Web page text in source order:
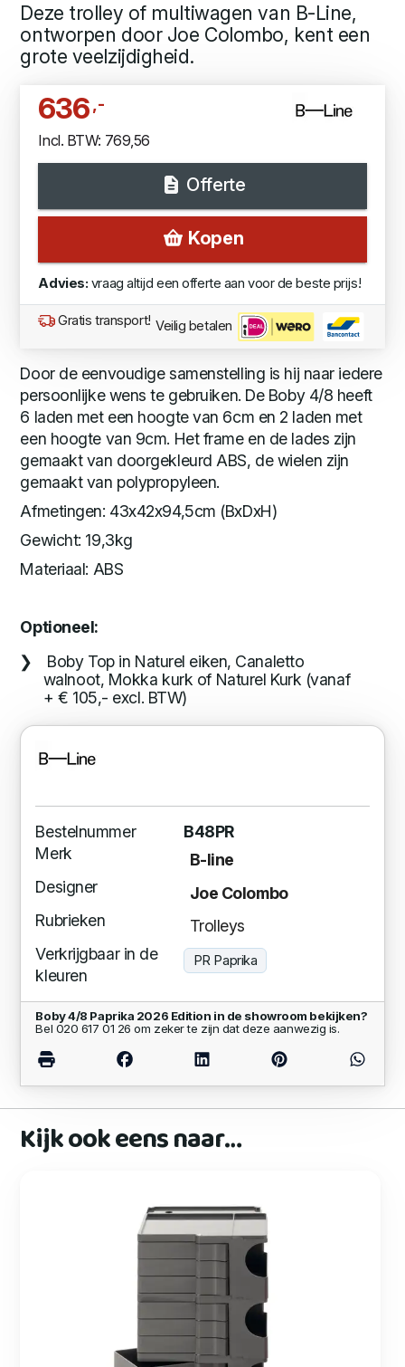
Deze trolley of multiwagen van B-Line,
ontworpen door Joe Colombo, kent een
grote veelzijdigheid.
636,-
Incl. BTW: 769,56
Offerte
Kopen
Advies: vraag altijd een offerte aan voor de beste prijs!
Gratis transport! Veilig betalen
Door de eenvoudige samenstelling is hij naar iedere
persoonlijke wens te gebruiken. De Boby 4/8 heeft
6 laden met een hoogte van 6cm en 2 laden met
een hoogte van 9cm. Het frame en de lades zijn
gemaakt van doorgekleurd ABS, de wielen zijn
gemaakt van polypropyleen.
Afmetingen: 43x42x94,5cm (BxDxH)
Gewicht: 19,3kg
Materiaal: ABS
Optioneel:
Boby Top in Naturel eiken, Canaletto
walnoot, Mokka kurk of Naturel Kurk (vanaf
+ € 105,- excl. BTW)
Bestelnummer
B48PR
Merk
B-line
Designer
Joe Colombo
Rubrieken
Trolleys
Verkrijgbaar in de
kleuren
PR Paprika
Boby 4/8 Paprika 2026 Edition in de showroom bekijken?
Bel 020 617 01 26 om zeker te zijn dat deze aanwezig is.
Kijk ook eens naar…